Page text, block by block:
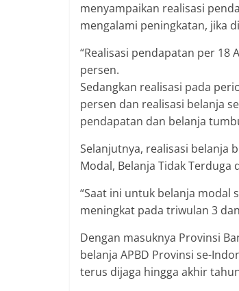
menyampaikan realisasi
mengalami peningkatan, jika
“Realisasi pendapatan per 18
persen.
Sedangkan realisasi pada
persen dan realisasi belanja
pendapatan dan belanja
Selanjutnya, realisasi belanja
Modal, Belanja Tidak Terduga
“Saat ini untuk belanja modal
meningkat pada triwulan 3
Dengan masuknya Provinsi
belanja APBD Provinsi se-
terus dijaga hingga akhir